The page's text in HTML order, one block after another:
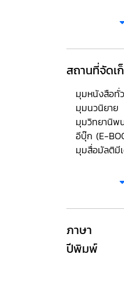
สถานที่จัดเ
มุมหนังสือทั่
มุมนวนิยาย
มุมวิทยานิพ
อีบุ๊ก (E-
มุมสื่อมัลติมี
ภาษา
ปีพิมพ์